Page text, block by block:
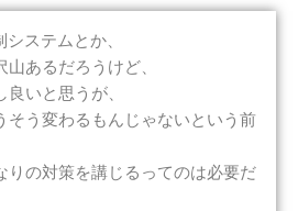
ステムとか、
あるだろうけど、
いと思うが、
そう変わるもんじゃないという前
りの対策を講じるってのは必要だ